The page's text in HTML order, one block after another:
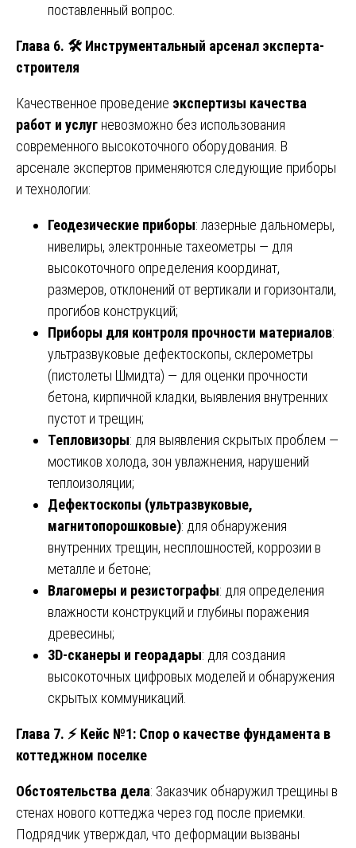
поставленный вопрос.
Глава 6. 🛠 ️ Инструментальный арсенал эксперта-
строителя
Качественное проведение экспертизы качества
работ и услуг невозможно без использования
современного высокоточного оборудования. В
арсенале экспертов применяются следующие приборы
и технологии:
Геодезические приборы: лазерные дальномеры,
нивелиры, электронные тахеометры — для
высокоточного определения координат,
размеров, отклонений от вертикали и горизонтали,
прогибов конструкций;
Приборы для контроля прочности материалов:
ультразвуковые дефектоскопы, склерометры
(пистолеты Шмидта) — для оценки прочности
бетона, кирпичной кладки, выявления внутренних
пустот и трещин;
Тепловизоры: для выявления скрытых проблем —
мостиков холода, зон увлажнения, нарушений
теплоизоляции;
Дефектоскопы (ультразвуковые,
магнитопорошковые): для обнаружения
внутренних трещин, несплошностей, коррозии в
металле и бетоне;
Влагомеры и резистографы: для определения
влажности конструкций и глубины поражения
древесины;
3D-сканеры и георадары: для создания
высокоточных цифровых моделей и обнаружения
скрытых коммуникаций.
Глава 7. ⚡ Кейс №1: Спор о качестве фундамента в
коттеджном поселке
Обстоятельства дела: Заказчик обнаружил трещины в
стенах нового коттеджа через год после приемки.
Подрядчик утверждал, что деформации вызваны